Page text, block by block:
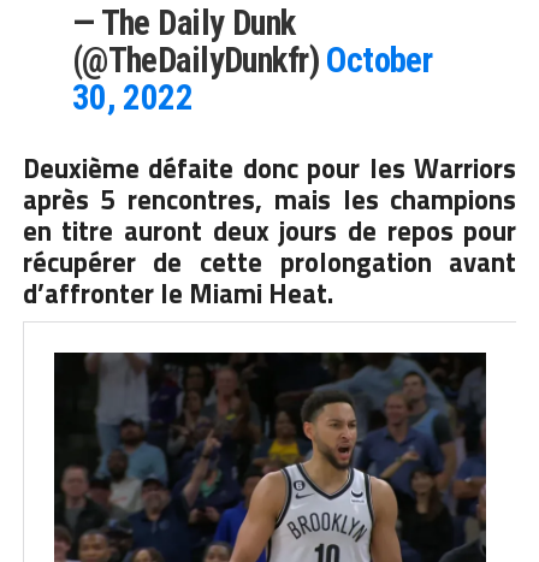
— The Daily Dunk
(@TheDailyDunkfr) October
30, 2022
Deuxième défaite donc pour les Warriors
après 5 rencontres, mais les champions
en titre auront deux jours de repos pour
récupérer de cette prolongation avant
d’affronter le Miami Heat.